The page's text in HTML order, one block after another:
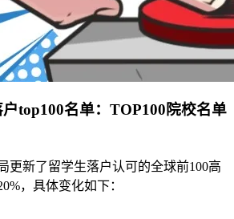
top100名单：TOP100院校名单
更新了留学生落户认可的全球前100高
，具体变化如下：